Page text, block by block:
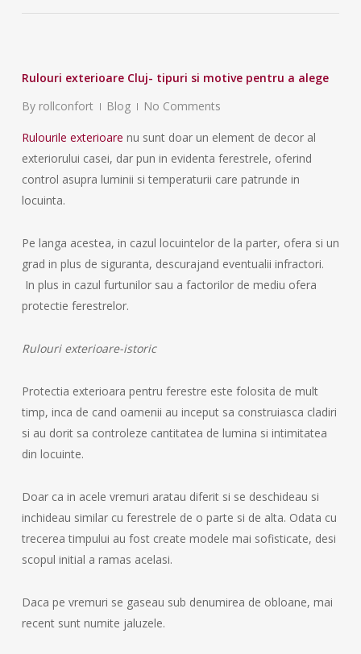
Rulouri exterioare Cluj- tipuri si motive pentru a alege
By rollconfort Blog No Comments
Rulourile exterioare nu sunt doar un element de decor al
exteriorului casei, dar pun in evidenta ferestrele, oferind
control asupra luminii si temperaturii care patrunde in
locuinta.
Pe langa acestea, in cazul locuintelor de la parter, ofera si un
grad in plus de siguranta, descurajand eventualii infractori.
In plus in cazul furtunilor sau a factorilor de mediu ofera
protectie ferestrelor.
Rulouri exterioare-istoric
Protectia exterioara pentru ferestre este folosita de mult
timp, inca de cand oamenii au inceput sa construiasca cladiri
si au dorit sa controleze cantitatea de lumina si intimitatea
din locuinte.
Doar ca in acele vremuri aratau diferit si se deschideau si
inchideau similar cu ferestrele de o parte si de alta. Odata cu
trecerea timpului au fost create modele mai sofisticate, desi
scopul initial a ramas acelasi.
Daca pe vremuri se gaseau sub denumirea de obloane, mai
recent sunt numite jaluzele.